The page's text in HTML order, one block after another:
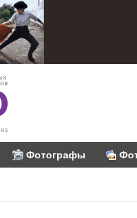
Фотографы